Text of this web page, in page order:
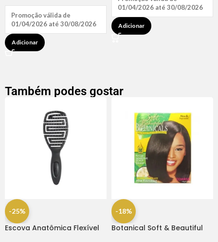
Promoção válida de
01/04/2026 até 30/08/2026
Adicionar
01/04/2026 até 30/08/2026
Adicionar
Também podes gostar
-25%
Escova Anatômica Flexível
-18%
Botanical Soft & Beautiful